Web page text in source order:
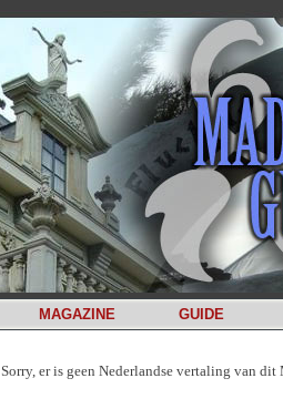
MAGAZINE GUIDE
Sorry, er is geen Nederlandse vertaling van dit